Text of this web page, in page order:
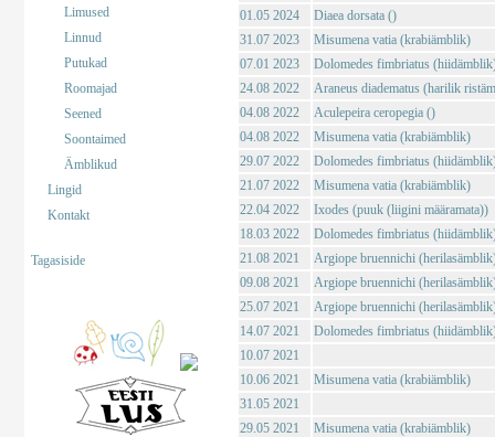
Limused
Linnud
Putukad
Roomajad
Seened
Soontaimed
Ämblikud
Lingid
Kontakt
Tagasiside
01.05 2024
Diaea dorsata ()
31.07 2023
Misumena vatia (krabiämblik)
07.01 2023
Dolomedes fimbriatus
24.08 2022
Araneus diadematus (harilik
04.08 2022
Aculepeira ceropegia ()
04.08 2022
Misumena vatia (krabiämblik)
29.07 2022
Dolomedes fimbriatus
21.07 2022
Misumena vatia (krabiämblik)
22.04 2022
Ixodes (puuk (liigini määramata))
18.03 2022
Dolomedes fimbriatus
21.08 2021
Argiope bruennichi
09.08 2021
Argiope bruennichi
25.07 2021
Argiope bruennichi
14.07 2021
Dolomedes fimbriatus
10.07 2021
10.06 2021
Misumena vatia (krabiämblik)
31.05 2021
29.05 2021
Misumena vatia (krabiämblik)